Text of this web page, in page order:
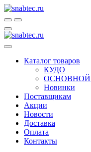
Каталог товаров
КУДО
ОСНОВНОЙ
Новинки
Поставщикам
Акции
Новости
Доставка
Оплата
Контакты